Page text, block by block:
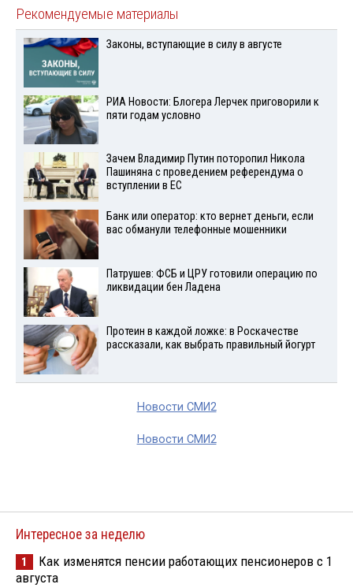
Рекомендуемые материалы
Законы, вступающие в силу в августе
РИА Новости: Блогера Лерчек приговорили к
пяти годам условно
Зачем Владимир Путин поторопил Никола
Пашиняна с проведением референдума о
вступлении в ЕС
Банк или оператор: кто вернет деньги, если
вас обманули телефонные мошенники
Патрушев: ФСБ и ЦРУ готовили операцию по
ликвидации бен Ладена
Протеин в каждой ложке: в Роскачестве
рассказали, как выбрать правильный йогурт
Новости СМИ2
Новости СМИ2
Интересное за неделю
1
Как изменятся пенсии работающих пенсионеров с 1
августа